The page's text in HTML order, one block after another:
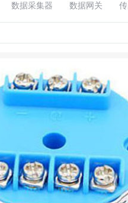
数据采集器 数据网关